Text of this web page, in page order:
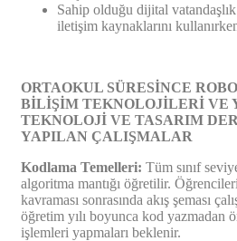
Sahip olduğu dijital
iletişim kaynaklarını
ORTAOKUL SÜRESİNCE
BİLİŞİM TEKNOLOJİLERİ VE
TEKNOLOJİ VE TASARIM
YAPILAN ÇALIŞMALAR
Kodlama Temelleri: Tüm sınıf
algoritma mantığı öğretilir.
kavraması sonrasında akış şeması
öğretim yılı boyunca kod yazmadan
işlemleri yapmaları beklenir.